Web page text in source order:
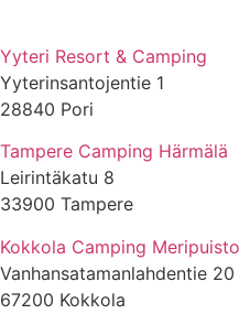
Yyteri Resort & Camping
Yyterinsantojentie 1
28840 Pori
Tampere Camping Härmälä
Leirintäkatu 8
33900 Tampere
Kokkola Camping Meripuisto
Vanhansatamanlahdentie 20
67200 Kokkola